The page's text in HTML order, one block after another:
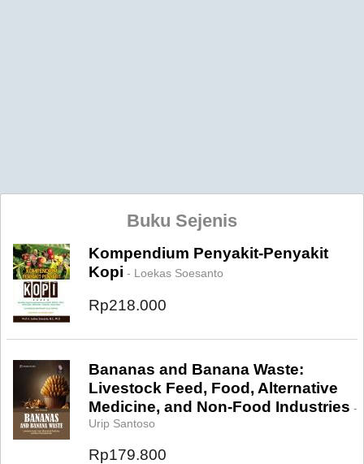
Buku Sejenis
Kompendium Penyakit-Penyakit
Kopi - Loekas Soesanto
Rp218.000
Bananas and Banana Waste:
Livestock Feed, Food, Alternative
Medicine, and Non-Food Industries -
Urip Santoso
Rp179.800